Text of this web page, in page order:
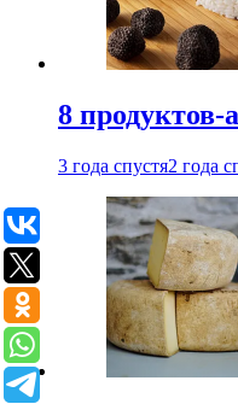
8
3 года спустя2 года